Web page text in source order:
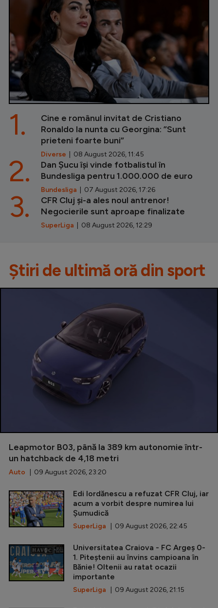
Cine e românul invitat de Cristiano
Ronaldo la nunta cu Georgina: ”Sunt
prieteni foarte buni”
Diverse | 08 August 2026, 11:45
1.
Dan Șucu își vinde fotbalistul în
Bundesliga pentru 1.000.000 de euro
Bundesliga | 07 August 2026, 17:26
2.
CFR Cluj și-a ales noul antrenor!
Negocierile sunt aproape finalizate
SuperLiga | 08 August 2026, 12:29
3.
Știri de ultimă oră din sport
Leapmotor B03, până la 389 km autonomie într-
un hatchback de 4,18 metri
Auto | 09 August 2026, 23:20
Edi Iordănescu a refuzat CFR Cluj, iar
acum a vorbit despre numirea lui
Șumudică
SuperLiga | 09 August 2026, 22:45
Universitatea Craiova - FC Argeș 0-
1. Piteștenii au învins campioana în
Bănie! Oltenii au ratat ocazii
importante
SuperLiga | 09 August 2026, 21:15